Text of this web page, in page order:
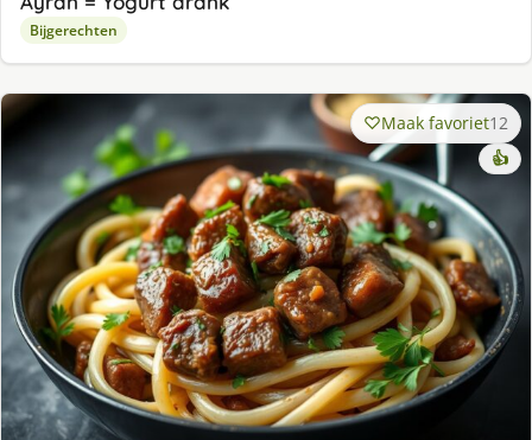
Bijgerechten
Maak favoriet12
👍